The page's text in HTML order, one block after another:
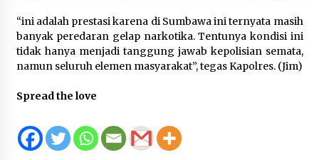
“ini adalah prestasi karena di Sumbawa ini ternyata masih
banyak peredaran gelap narkotika. Tentunya kondisi ini
tidak hanya menjadi tanggung jawab kepolisian semata,
namun seluruh elemen masyarakat”, tegas Kapolres. (Jim)
Spread the love